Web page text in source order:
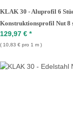
KLAK 30 - Aluprofil 6
Konstruktionsprofil Nut 8
129,97 € *
10,83 € pro 1 m